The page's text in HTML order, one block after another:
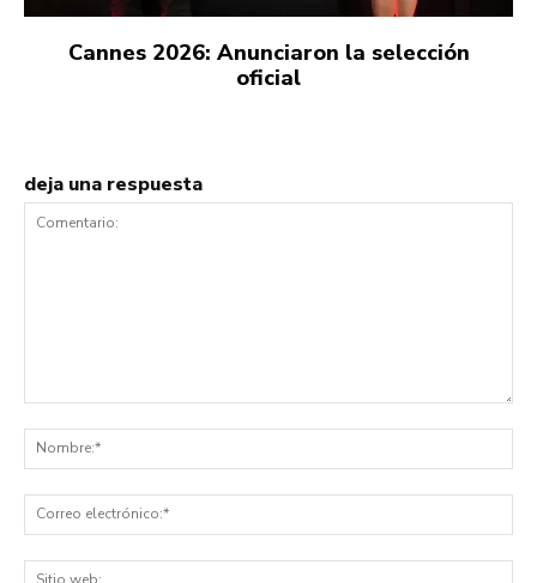
Cannes 2026: Anunciaron la selección
oficial
deja una respuesta